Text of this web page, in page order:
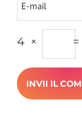
4 × =